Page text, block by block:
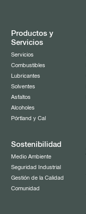
Productos y
Servicios
Servicios
Combustibles
Lubricantes
Solventes
Asfaltos
Alcoholes
Pórtland y Cal
Sostenibilidad
Medio Ambiente
Seguridad Industrial
Gestión de la Calidad
Comunidad